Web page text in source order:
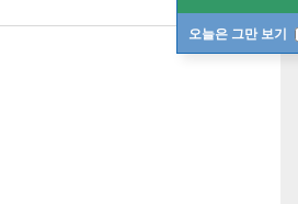
오늘은 그만 보기